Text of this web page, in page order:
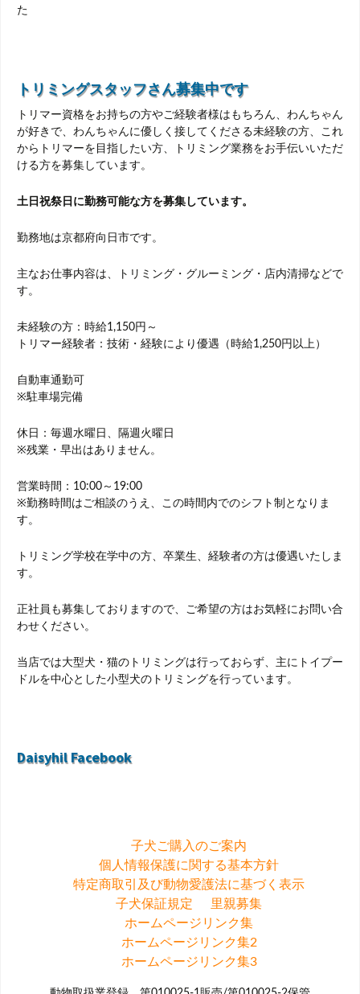
た
トリミングスタッフさん募集中です
トリマー資格をお持ちの方やご経験者様はもちろん、わんちゃん
が好きで、わんちゃんに優しく接してくださる未経験の方、これ
からトリマーを目指したい方、トリミング業務をお手伝いいただ
ける方を募集しています。
土日祝祭日に勤務可能な方を募集しています。
勤務地は京都府向日市です。
主なお仕事内容は、トリミング・グルーミング・店内清掃などで
す。
未経験の方：時給1,150円～
トリマー経験者：技術・経験により優遇（時給1,250円以上）
自動車通勤可
※駐車場完備
休日：毎週水曜日、隔週火曜日
※残業・早出はありません。
営業時間：10:00～19:00
※勤務時間はご相談のうえ、この時間内でのシフト制となりま
す。
トリミング学校在学中の方、卒業生、経験者の方は優遇いたしま
す。
正社員も募集しておりますので、ご希望の方はお気軽にお問い合
わせください。
当店では大型犬・猫のトリミングは行っておらず、主にトイプー
ドルを中心とした小型犬のトリミングを行っています。
Daisyhil Facebook
子犬ご購入のご案内
個人情報保護に関する基本方針
特定商取引及び動物愛護法に基づく表示
子犬保証規定
里親募集
ホームページリンク集
ホームページリンク集2
ホームページリンク集3